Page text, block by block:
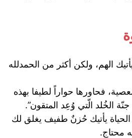
الهم، ولكن أكثر من الحمدلله
فحاورها حواراً لطيفا بهذه
الخُلد الّتي وُعِد المتقون”.
يأتيك حُزنٌ طفيف يغلق لك
محتاج.